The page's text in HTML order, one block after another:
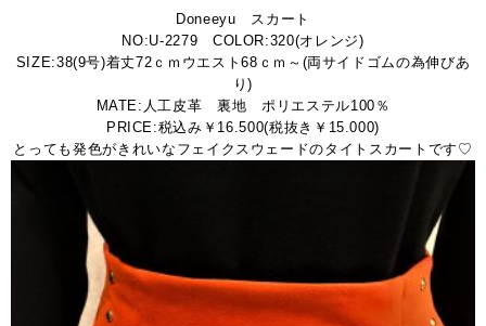
Doneeyu スカート
NO:U-2279 COLOR:320(オレンジ)
SIZE:38(9号)着丈72ｃｍウエスト68ｃｍ～(両サイドゴムの為伸びあ
り)
MATE:人工皮革 裏地 ポリエステル100％
PRICE:税込み￥16.500(税抜き￥15.000)
とっても発色がきれいなフェイクスウェードのタイトスカートです♡